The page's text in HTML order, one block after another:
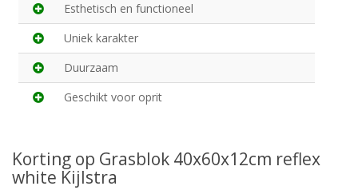
Esthetisch en functioneel
Uniek karakter
Duurzaam
Geschikt voor oprit
Korting op Grasblok 40x60x12cm reflex
white Kijlstra